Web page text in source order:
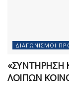
ΔΙΑΓΩΝΙΣΜΟΊ
«ΣΥΝΤΗΡΗΣΗ
ΛΟΙΠΩΝ